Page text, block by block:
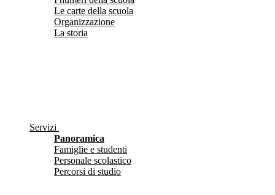
Le carte della scuola
Organizzazione
La storia
Servizi
Panoramica
Famiglie e studenti
Personale scolastico
Percorsi di studio